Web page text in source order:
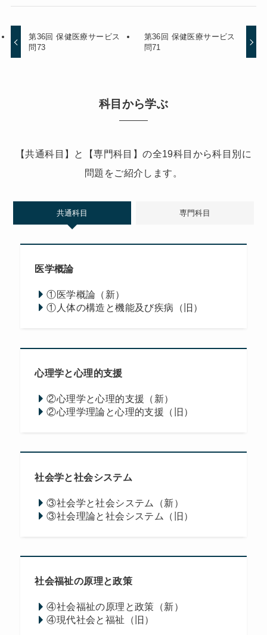
第36回 保健医療サービス
問73
第36回 保健医療サービス
問71
科目から学ぶ
【共通科目】と【専門科目】の全19科目から科目別に
問題をご紹介します。
共通科目 専門科目
医学概論
①医学概論（新）
①人体の構造と機能及び疾病（旧）
心理学と心理的支援
②心理学と心理的支援（新）
②心理学理論と心理的支援（旧）
社会学と社会システム
③社会学と社会システム（新）
③社会理論と社会システム（旧）
社会福祉の原理と政策
④社会福祉の原理と政策（新）
④現代社会と福祉（旧）